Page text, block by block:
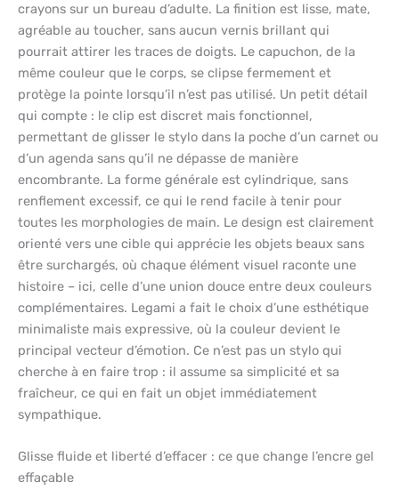
crayons sur un bureau d’adulte. La finition est lisse, mate,
agréable au toucher, sans aucun vernis brillant qui
pourrait attirer les traces de doigts. Le capuchon, de la
même couleur que le corps, se clipse fermement et
protège la pointe lorsqu’il n’est pas utilisé. Un petit détail
qui compte : le clip est discret mais fonctionnel,
permettant de glisser le stylo dans la poche d’un carnet ou
d’un agenda sans qu’il ne dépasse de manière
encombrante. La forme générale est cylindrique, sans
renflement excessif, ce qui le rend facile à tenir pour
toutes les morphologies de main. Le design est clairement
orienté vers une cible qui apprécie les objets beaux sans
être surchargés, où chaque élément visuel raconte une
histoire – ici, celle d’une union douce entre deux couleurs
complémentaires. Legami a fait le choix d’une esthétique
minimaliste mais expressive, où la couleur devient le
principal vecteur d’émotion. Ce n’est pas un stylo qui
cherche à en faire trop : il assume sa simplicité et sa
fraîcheur, ce qui en fait un objet immédiatement
sympathique.
Glisse fluide et liberté d’effacer : ce que change l’encre gel
effaçable